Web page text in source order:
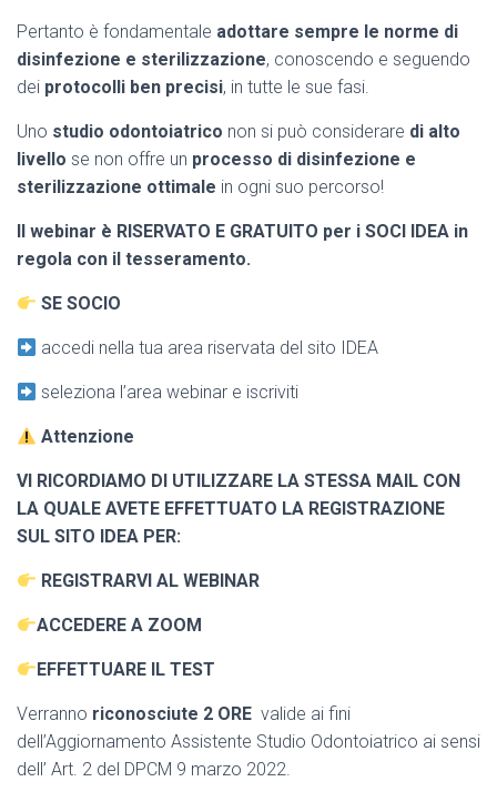
Pertanto è fondamentale adottare sempre le norme di
disinfezione e sterilizzazione, conoscendo e seguendo
dei protocolli ben precisi, in tutte le sue fasi.
Uno studio odontoiatrico non si può considerare di alto
livello se non offre un processo di disinfezione e
sterilizzazione ottimale in ogni suo percorso!
ll webinar è RISERVATO E GRATUITO per i SOCI IDEA in
regola con il tesseramento.
SE SOCIO
accedi nella tua area riservata del sito IDEA
seleziona l’area webinar e iscriviti
Attenzione
VI RICORDIAMO DI UTILIZZARE LA STESSA MAIL CON
LA QUALE AVETE EFFETTUATO LA REGISTRAZIONE
SUL SITO IDEA PER:
REGISTRARVI AL WEBINAR
ACCEDERE A ZOOM
EFFETTUARE IL TEST
Verranno riconosciute 2 ORE valide ai fini
dell’Aggiornamento Assistente Studio Odontoiatrico ai sensi
dell’ Art. 2 del DPCM 9 marzo 2022.